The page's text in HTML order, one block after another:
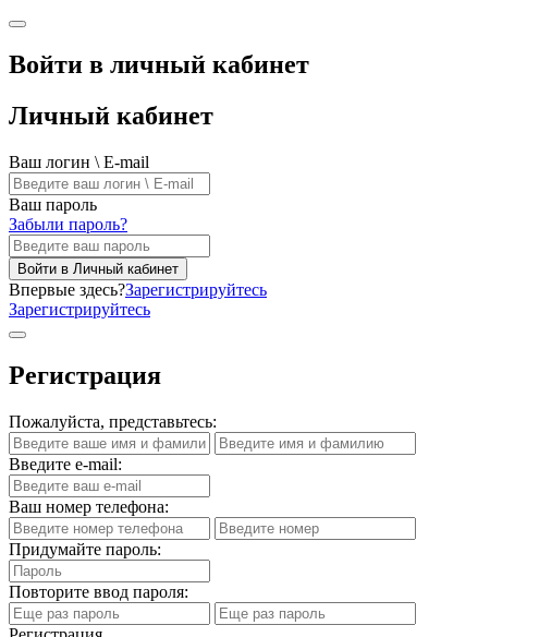
Войти в личный кабинет
Личный кабинет
Ваш логин \ E-mail
Ваш пароль
Забыли пароль?
Войти в Личный кабинет
Впервые здесь?Зарегистрируйтесь
Зарегистрируйтесь
Регистрация
Пожалуйста, представьтесь:
Введите e-mail:
Ваш номер телефона:
Придумайте пароль:
Повторите ввод пароля: